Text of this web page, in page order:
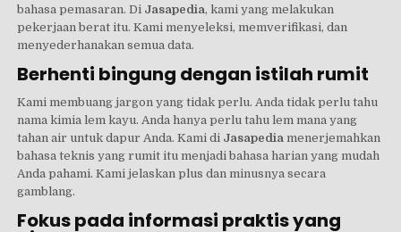
bahasa pemasaran. Di Jasapedia, kami yang melakukan
pekerjaan berat itu. Kami menyeleksi, memverifikasi, dan
menyederhanakan semua data.
Berhenti bingung dengan istilah rumit
Kami membuang jargon yang tidak perlu. Anda tidak perlu tahu
nama kimia lem kayu. Anda hanya perlu tahu lem mana yang
tahan air untuk dapur Anda. Kami di Jasapedia menerjemahkan
bahasa teknis yang rumit itu menjadi bahasa harian yang mudah
Anda pahami. Kami jelaskan plus dan minusnya secara
gamblang.
Fokus pada informasi praktis yang